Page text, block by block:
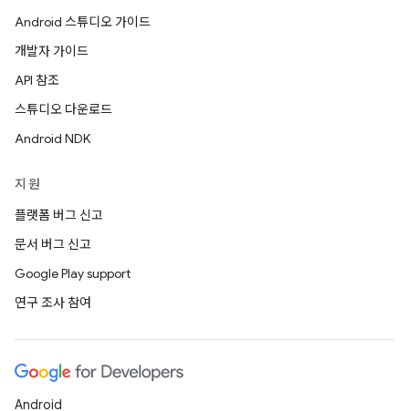
Android 스튜디오 가이드
개발자 가이드
API 참조
스튜디오 다운로드
Android NDK
지원
플랫폼 버그 신고
문서 버그 신고
Google Play support
연구 조사 참여
Android